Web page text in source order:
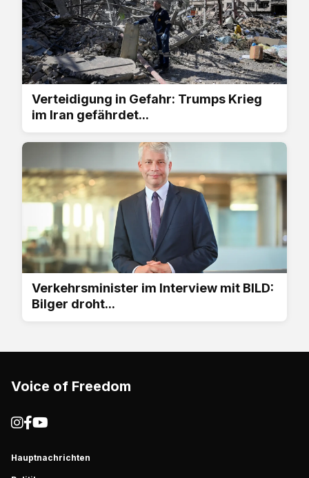
Verteidigung in Gefahr: Trumps Krieg
im Iran gefährdet...
Verkehrsminister im Interview mit BILD:
Bilger droht...
Voice of Freedom
Hauptnachrichten